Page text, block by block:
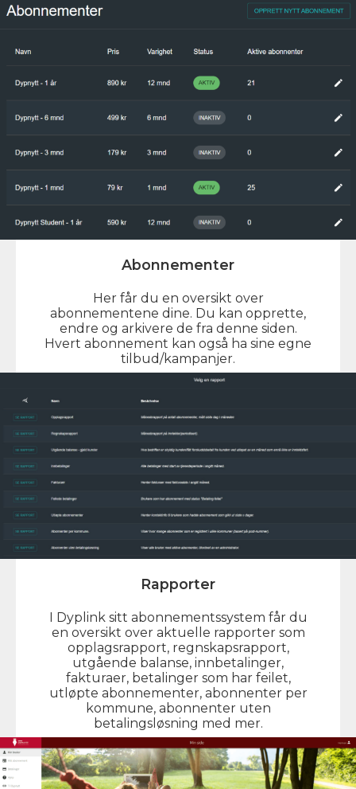
Abonnementer
Her får du en oversikt over
abonnementene dine. Du kan opprette,
endre og arkivere de fra denne siden.
Hvert abonnement kan også ha sine egne
tilbud/kampanjer.
Rapporter
I Dyplink sitt abonnementssystem får du
en oversikt over aktuelle rapporter som
opplagsrapport, regnskapsrapport,
utgående balanse, innbetalinger,
fakturaer, betalinger som har feilet,
utløpte abonnementer, abonnenter per
kommune, abonnenter uten
betalingsløsning med mer.